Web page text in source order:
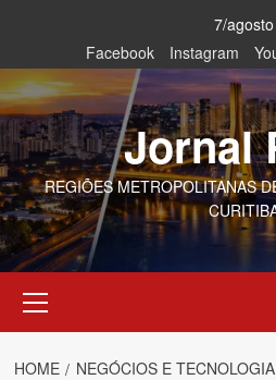
content
7/agosto
Facebook
Instagram
Jornal
REGIÕES METROPOLITANAS
Menu
HOME NEGÓCIOS E TECNOLOGIA